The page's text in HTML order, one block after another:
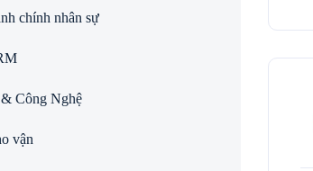
chính nhân sự
Công Nghệ
vận